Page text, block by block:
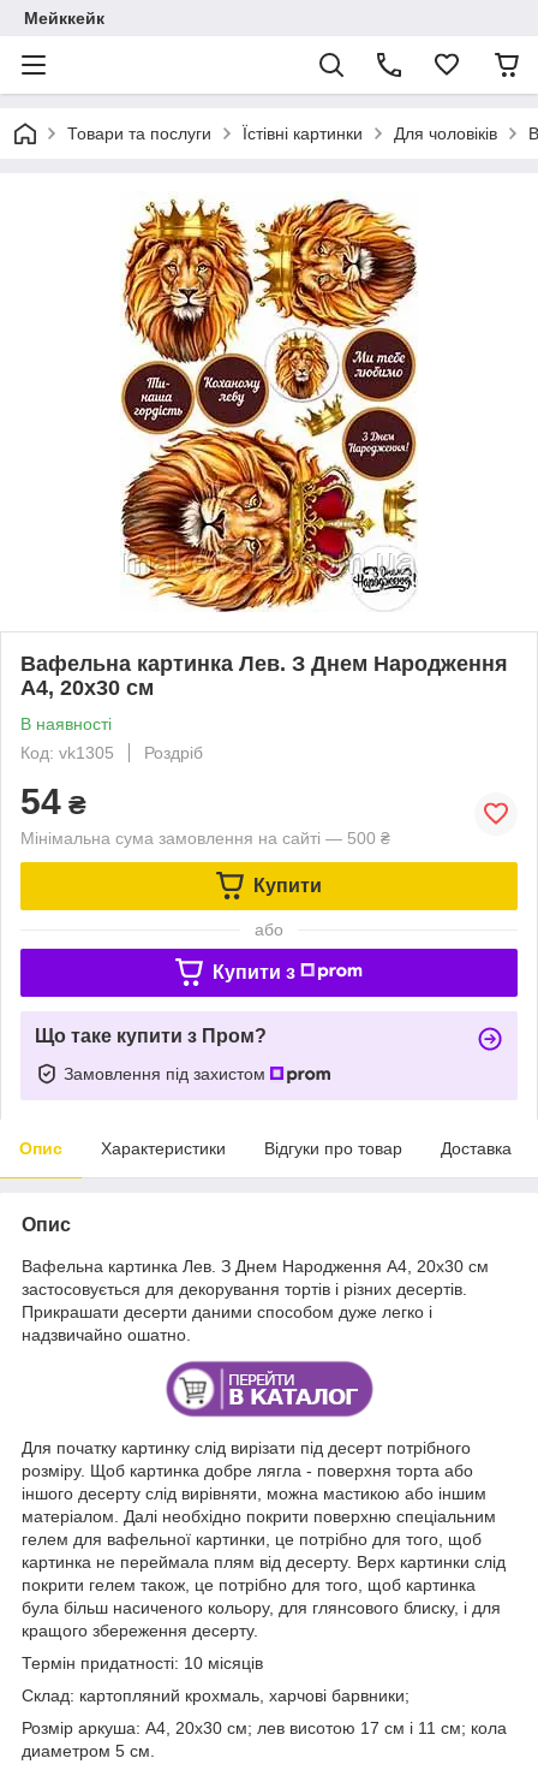
Мейккейк
Товари та послуги Їстівні картинки Для чоловіків
Вафельна картинка Лев. З Днем Народження
А4, 20х30 см
В наявності
Код: vk1305
Роздріб
54 ₴
Мінімальна сума замовлення на сайті — 500 ₴
Купити
або
Купити з
Що таке купити з Пром?
Замовлення під захистом
Опис Характеристики Відгуки про товар Доставка
Опис
Вафельна картинка Лев. З Днем Народження А4, 20х30 см
застосовується для декорування тортів і різних десертів.
Прикрашати десерти даними способом дуже легко і
надзвичайно ошатно.
Для початку картинку слід вирізати під десерт потрібного
розміру. Щоб картинка добре лягла - поверхня торта або
іншого десерту слід вирівняти, можна мастикою або іншим
матеріалом. Далі необхідно покрити поверхню спеціальним
гелем для вафельної картинки, це потрібно для того, щоб
картинка не переймала плям від десерту. Верх картинки слід
покрити гелем також, це потрібно для того, щоб картинка
була більш насиченого кольору, для глянсового блиску, і для
кращого збереження десерту.
Термін придатності: 10 місяців
Склад: картопляний крохмаль, харчові барвники;
Розмір аркуша: А4, 20х30 см; лев висотою 17 см і 11 см; кола
диаметром 5 см.